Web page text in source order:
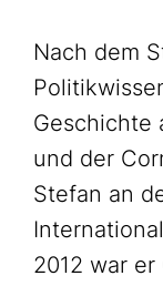
Nach dem
Geschichte
und der
Stefan an
2012 war